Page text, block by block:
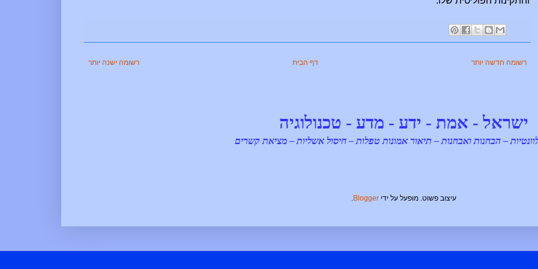
רשומה חדשה יותר רשומה ישנה יותר דף הבית
ישראל - אמת - ידע - מדע - טכנולוגיה
– הבחנות ואבחנות – תיאור אמונות טפלות – חיסול אשליות – מציאת קשרים
עיצוב פשוט. מופעל על ידיBlogger
.